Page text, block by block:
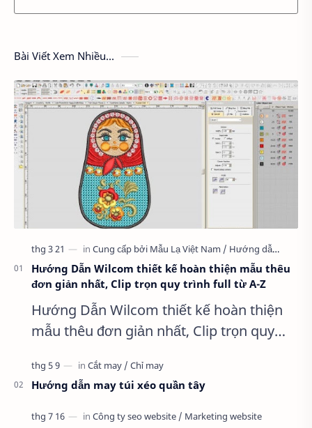
Bài Viết Xem Nhiều...
Hướng Dẫn Wilcom thiết kế hoàn thiện mẫu thêu
đơn giản nhất, Clip trọn quy trình full từ A-Z
Hướng Dẫn Wilcom thiết kế hoàn thiện
mẫu thêu đơn giản nhất, Clip trọn quy
thuật mới vào nghề, clip thực hành t…
Hướng dẫn may túi xéo quần tây